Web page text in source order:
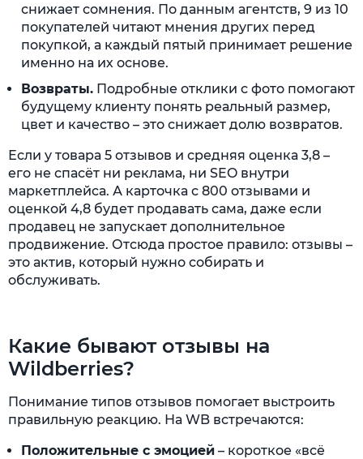
снижает сомнения. По данным агентств, 9 из 10
покупателей читают мнения других перед
покупкой, а каждый пятый принимает решение
именно на их основе.
Возвраты. Подробные отклики с фото помогают
будущему клиенту понять реальный размер,
цвет и качество – это снижает долю возвратов.
Если у товара 5 отзывов и средняя оценка 3,8 –
его не спасёт ни реклама, ни SEO внутри
маркетплейса. А карточка с 800 отзывами и
оценкой 4,8 будет продавать сама, даже если
продавец не запускает дополнительное
продвижение. Отсюда простое правило: отзывы –
это актив, который нужно собирать и
обслуживать.
Какие бывают отзывы на
Wildberries?
Понимание типов отзывов помогает выстроить
правильную реакцию. На WB встречаются:
Положительные с эмоцией – короткое «всё
Как стимулировать покупателей оставлять
отзывы?
Источники